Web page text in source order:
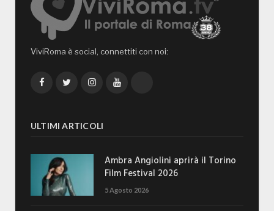
ViviRoma è social, connettiti con noi:
FacebookTwitterInstagramYouTube
ULTIMI ARTICOLI
Ambra Angiolini aprirà il Torino
Film Festival 2026
5 Agosto 2026